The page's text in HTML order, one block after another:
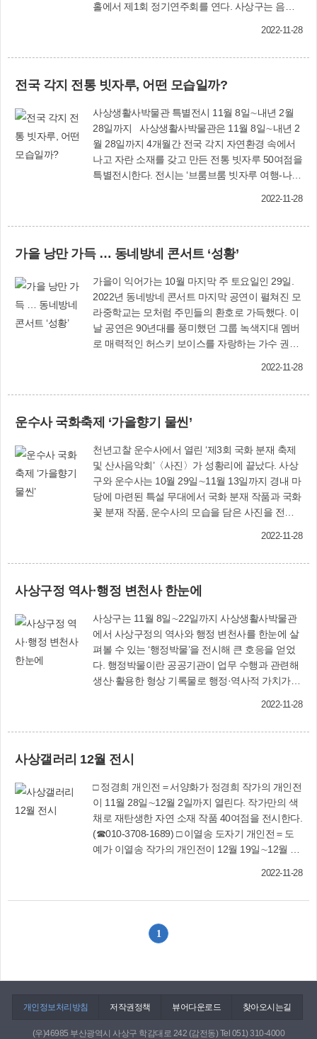
다양한 음역을 자랑하는 성악가 출신 뮤지컬 가수
김나희는 30∼40대를 위한 파워풀한 무대를 선보
층을 아우르는 드라마 OST와 관객 모두가 합창할
제곡과 함께 크리스마스 캐럴 등도 들려준다. 애니
린에서는 신비한 모래 세계로 감탄을 자아내게 할
샌드아트가 펼쳐진다. 송년음악회에는 구립예술
단 지휘자의 감미로운 듀엣(솔로) 공연과 함께 사
상여성합창단의 축하공연 등도 잇따른다. 관람료
는 없으며, 150명 선착순 사전예약 후 입장 가능하
홀에서 제1회 정기연주회를 연다. 사상구는 음악
‘오케스트라의 아름다운 선율과 하모니가 흐르는
씨의 친근한 해설과 함께 진행될 예정이다. 43명의
단원은 이번 연주회에서 △비제의 ‘아를르의여인
모음곡 2번 중 파랑돌’ △반젤리스의 ‘불의전차’ △
바델트의 ‘캐리비안의 해적OST’ △앤더슨의 ‘크리
스마스 페스티벌’ 등 전통 클래식과 OST 등 다채
트라에서 활동하고 있는 플루트 수석 단원 허연우
양의 무대도 이어진다. 연주회는 전석 무료이며,
(☎310-4062)
2022-11-28
전국 각지 전통 빗자루, 어떤 모습일까?
사상생활사박물관 특별전시 11월 8일∼내년 2월
28일까지 사상생활사박물관은 11월 8일∼내년 2
월 28일까지 4개월간 전국 각지 자연환경 속에서
나고 자란 소재를 갖고 만든 전통 빗자루 50여점을
특별전시한다. 전시는 ‘브룸브룸 빗자루 여행-나만
한 갈대와 억새를 전시해 빗자루를 만드는 재료를
동에 거주하고 있는 배영희 씨의 갈대 빗자루를 비
롯해 충북 보은의 벼이삭 빗자루, 충남 예산의 수
수 빗자루 등 각지의 다양한 빗자루 재료와 형태를
살펴볼 수 있다. 문화체육과 관계자는 “청소기에
밀려 일상생활에서 잊혀진 전국의 빗자루를 만나
볼 수 있는 소중한 시간”이라며 “전시를 감상하는
봤으면 한다”고 말했다. 문화체육과(☎310-5137)
2022-11-28
가을 낭만 가득 … 동네방네 콘서트 ‘성황’
가을이 익어가는 10월 마지막 주 토요일인 29일.
2022년 동네방네 콘서트 마지막 공연이 펼쳐진 모
라중학교는 모처럼 주민들의 환호로 가득했다. 이
날 공연은 90년대를 풍미했던 그룹 녹색지대 멤버
로 매력적인 허스키 보이스를 자랑하는 가수 권선
2022-11-28
운수사 국화축제 ‘가을향기 물씬’
천년고찰 운수사에서 열린 ‘제3회 국화 분재 축제
및 산사음악회’〈사진〉가 성황리에 끝났다. 사상
구와 운수사는 10월 29일∼11월 13일까지 경내 마
당에 마련된 특설 무대에서 국화 분재 작품과 국화
꽃 분재 작품, 운수사의 모습을 담은 사진을 전시
때일수록 이웃들과 행복하기 위한 걸음이 필요하
시간을 가졌으면 한다”고 말했다. 문화체육과 관계
자는 “매년 가을 사상구 대표 사찰에서 국화 축제
를 하게 되어 매우 뜻깊다”며 “앞으로도 더 발전시
켜 준비하겠다”고 말했다. 문화체육과(☎310-
4065)
2022-11-28
사상구정 역사·행정 변천사 한눈에
사상구는 11월 8일∼22일까지 사상생활사박물관
에서 사상구정의 역사와 행정 변천사를 한눈에 살
펴볼 수 있는 ‘행정박물’을 전시해 큰 호응을 얻었
다. 행정박물이란 공공기관이 업무 수행과 관련해
생산·활용한 형상 기록물로 행정·역사적 가치가
2022-11-28
사상갤러리 12월 전시
□ 정경희 개인전＝서양화가 정경희 작가의 개인전
이 11월 28일∼12월 2일까지 열린다. 작가만의 색
채로 재탄생한 자연 소재 작품 40여점을 전시한다.
(☎010-3708-1689) □ 이열송 도자기 개인전＝도
예가 이열송 작가의 개인전이 12월 19일∼12월 24
2022-11-28
1
개인정보처리방침 저작권정책 뷰어다운로드 찾아오시는길
(우)46985 부산광역시 사상구 학감대로 242 (감전동) Tel 051) 310-4000